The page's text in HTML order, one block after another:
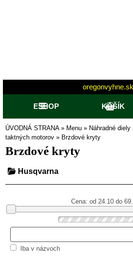
oregonvyhne.sk
ESHOP KOŠÍK
ÚVODNÁ STRANA» Menu » Náhradné
taktných motorov » Brzdové kryty
Brzdové kryty
Husqvarna
Cena: od 24.10 do
Iba v názvoch